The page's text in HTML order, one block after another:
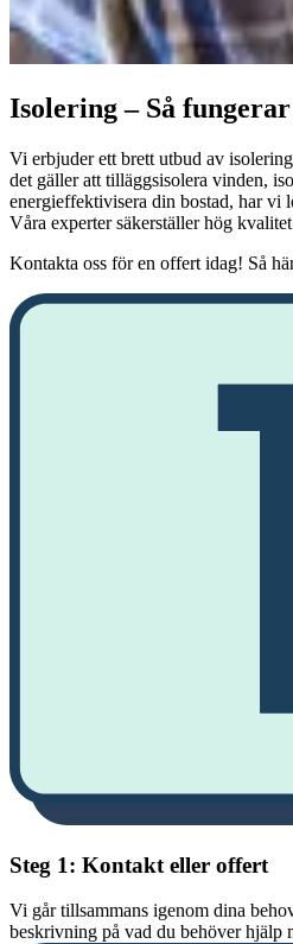
Isolering – Så
Vi erbjuder ett brett utbud av
det gäller att tilläggsisolera vinden,
energieffektivisera din bostad, har vi
Våra experter säkerställer hög
Kontakta oss för en offert idag! Så
Steg 1: Kontakt eller offert
Vi går tillsammans igenom dina
beskrivning på vad du behöver hjälp